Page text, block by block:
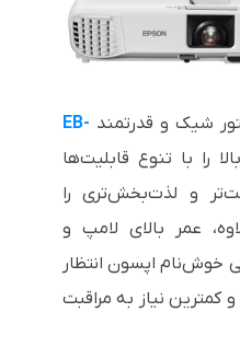
شیک و قدرتمند EB-
را با تنوع قابلیت‌ها
و لذت‌بخش‌تری را
عمر بالای لامپ و
خوش‌نام اپسون انتظار
کمترین نیاز به مراقبت